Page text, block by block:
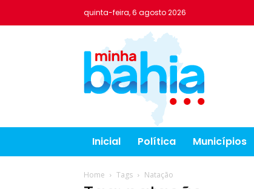
quinta-feira, 6 agosto 2026
Inicial Política Municípios
Home Tags Natação